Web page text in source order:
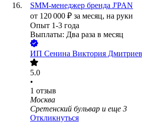
SMM-менеджер бренда J'PAN
от 120 000 ₽ за месяц, на руки
Опыт 1-3 года
Выплаты: Два раза в месяц
ИП Сенина Виктория
5.0
•
1 отзыв
Москва
Сретенский бульвар и еще 3
Откликнуться